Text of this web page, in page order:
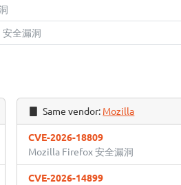
全漏洞
Same vendor: Mozilla
CVE-2026-18809
Mozilla Firefox 安全漏洞
CVE-2026-14899